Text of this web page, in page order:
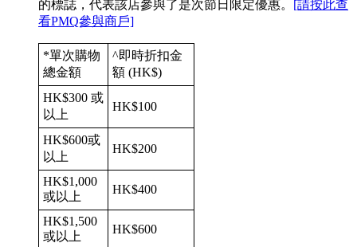
的標誌，代表該店參與了是次節日限定優惠。 [請按此查
看PMQ參與商戶]
*單次購物
總金額
^即時折扣金
額 (HK$)
HK$300 或
以上
HK$100
HK$600或
以上
HK$200
HK$1,000
或以上
HK$400
HK$1,500
或以上
HK$600